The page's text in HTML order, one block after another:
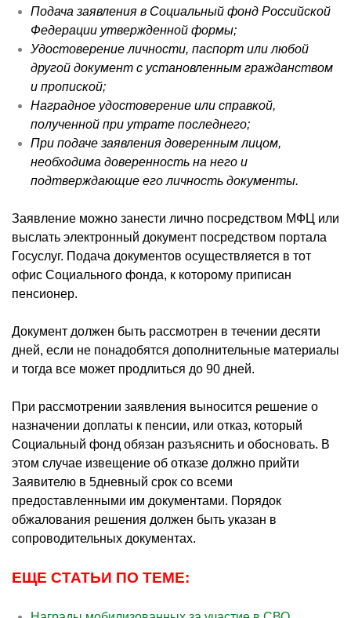
Подача заявления в Социальный фонд Российской
Федерации утвержденной формы;
Удостоверение личности, паспорт или любой
другой документ с установленным гражданством
и пропиской;
Наградное удостоверение или справкой,
полученной при утрате последнего;
При подаче заявления доверенным лицом,
необходима доверенность на него и
подтверждающие его личность документы.
Заявление можно занести лично посредством МФЦ или
выслать электронный документ посредством портала
Госуслуг. Подача документов осуществляется в тот
офис Социального фонда, к которому приписан
пенсионер.
Документ должен быть рассмотрен в течении десяти
дней, если не понадобятся дополнительные материалы
и тогда все может продлиться до 90 дней.
При рассмотрении заявления выносится решение о
назначении доплаты к пенсии, или отказ, который
Социальный фонд обязан разъяснить и обосновать. В
этом случае извещение об отказе должно прийти
Заявителю в 5дневный срок со всеми
предоставленными им документами. Порядок
обжалования решения должен быть указан в
сопроводительных документах.
ЕЩЕ СТАТЬИ ПО ТЕМЕ: